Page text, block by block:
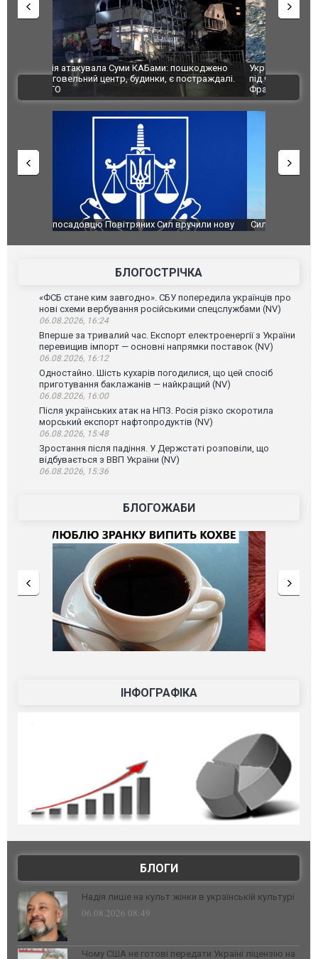
Українські надзвичайники врятували козуленя
під час ліквідації масштабної лісової пожежі у
Франції
СБУ за
Болгарії
ВІДЕО
Сили оборони уразили Ярославський НПЗ:
атаку. ВІДЕО
Неймар
БЛОГОСТРІЧКА
«ФСБ стане ким завгодно». СБУ попередила українців про
нові схеми вербування російськими спецслужбами (NV)
06.08.2026, 16:24
Вперше за тривалий час. Експорт електроенергії з України
перевищив імпорт — основні напрямки поставок (NV)
06.08.2026, 16:12
Одностайно. Шість кухарів погодилися, що цей спосіб
приготування баклажанів — найкращий (NV)
06.08.2026, 16:00
Після українських атак на НПЗ. Росія різко скоротила
морський експорт нафтопродуктів (NV)
06.08.2026, 15:48
Зростання після падіння. У Держстаті розповіли, що
відбувається з ВВП України (NV)
06.08.2026, 15:36
БЛОГОЖАБИ
ІНФОГРАФІКА
БЛОГИ
Надія лише на культ жінки в українській культурі
06.08.2026 08:49
Чому США не готові передати Україні ліцензію на